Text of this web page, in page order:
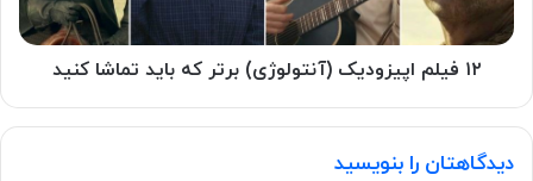
۱۲ فیلم اپیزودیک (آنتولوژی) برتر که باید تماشا کنید
دیدگاهتان را بنویسید